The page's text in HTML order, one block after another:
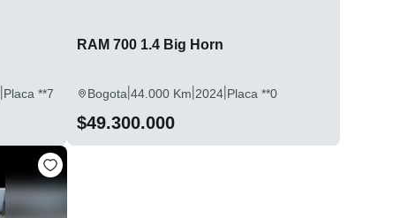
|Placa **7
RAM 700 1.4 Big Horn
Bogota|44.000 Km|2024|Placa **0
$49.300.000